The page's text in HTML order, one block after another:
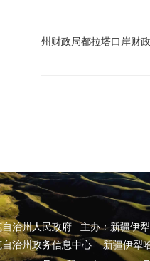
州财政局都拉塔口岸财
治州人民政府 主办：新疆伊
自治州政务信息中心 新疆伊犁